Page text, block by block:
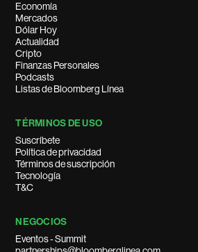
Economía
Mercados
Dólar Hoy
Actualidad
Cripto
Finanzas Personales
Podcasts
Listas de Bloomberg Línea
TÉRMINOS DE USO
Suscríbete
Política de privacidad
Términos de suscripción
Tecnología
T&C
NEGOCIOS
Eventos - Summit